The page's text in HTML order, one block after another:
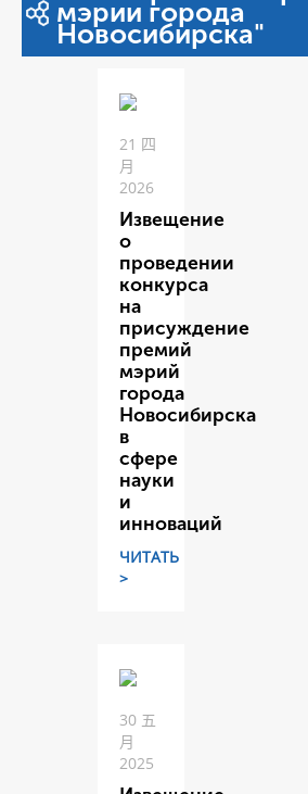
мэрии города
Новосибирска"
21 四
月
2026
Извещение
о
проведении
конкурса
на
присуждение
премий
мэрий
города
Новосибирска
в
сфере
науки
и
инноваций
ЧИТАТЬ
>
30 五
月
2025